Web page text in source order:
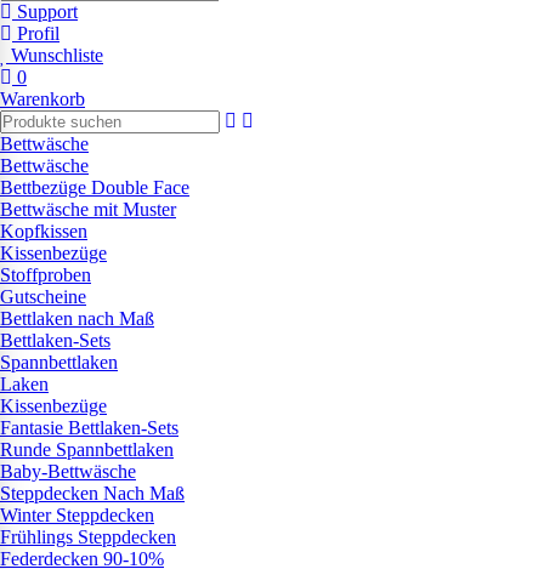
Support
Profil
Wunschliste
0
Warenkorb
Bettwäsche
Bettwäsche
Bettbezüge Double Face
Bettwäsche mit Muster
Kopfkissen
Kissenbezüge
Stoffproben
Gutscheine
Bettlaken nach Maß
Bettlaken-Sets
Spannbettlaken
Laken
Kissenbezüge
Fantasie Bettlaken-Sets
Runde Spannbettlaken
Baby-Bettwäsche
Steppdecken Nach Maß
Winter Steppdecken
Frühlings Steppdecken
Federdecken 90-10%